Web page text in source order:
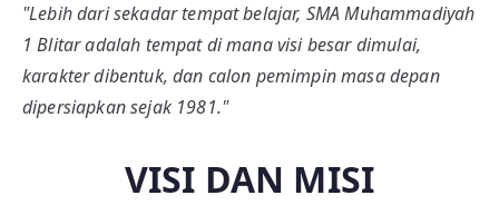
"Lebih dari sekadar tempat belajar, SMA Muhammadiyah
1 Blitar adalah tempat di mana visi besar dimulai,
karakter dibentuk, dan calon pemimpin masa depan
dipersiapkan sejak 1981."
VISI DAN MISI